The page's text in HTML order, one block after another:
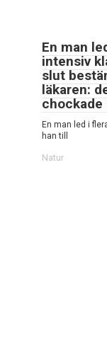
En man
intensiv
slut
läkaren:
chockade
En man led i
han till
Natur